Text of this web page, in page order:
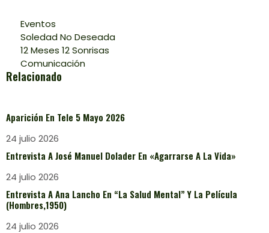
Eventos
Soledad No Deseada
12 Meses 12 Sonrisas
Comunicación
Relacionado
Aparición En Tele 5 Mayo 2026
24 julio 2026
Entrevista A José Manuel Dolader En «Agarrarse A La Vida»
24 julio 2026
Entrevista A Ana Lancho En “La Salud Mental” Y La Película
(Hombres,1950)
24 julio 2026